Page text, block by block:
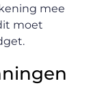
mee
moet